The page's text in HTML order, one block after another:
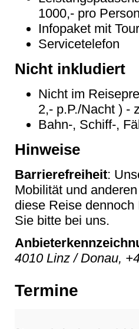
1000,- pro Person
Infopaket mit
Servicetelefon
Nicht inkludiert
Nicht im
2,- p.P./Nacht ) -
Bahn-, Schiff-,
Hinweise
Barrierefreiheit:
Mobilität und
diese Reise
Sie bitte bei uns.
4010 Linz / Donau,
Termine